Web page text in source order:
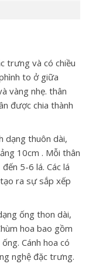
trưng và có chiều
to ở giữa
vàng nhẹ. thân
được chia thành
dạng thuôn dài,
10cm . Mỗi thân
5-6 lá. Các lá
ra sự sắp xếp
ống thon dài,
hoa bao gồm
Cánh hoa có
nghệ đặc trưng.